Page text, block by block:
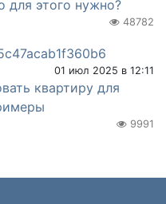
для этого нужно?
48782
01 июл 2025 в 12:11
квартиру для
9991